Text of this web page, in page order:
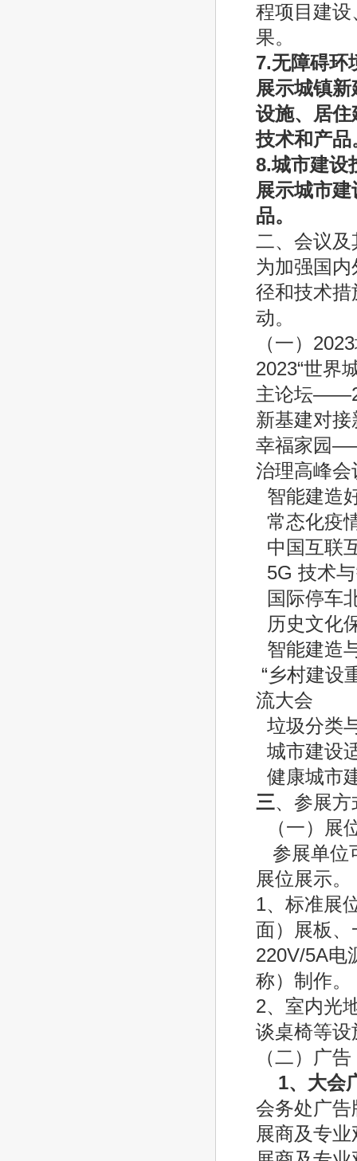
程项目建
果。
7.无障碍环
展示城镇
设施、居
技术和产品
8.城市建设
展示城市
品。
二、会议
为加强国
径和技术
动。
（一）
2023“世界
主论坛
新基建对
幸福家园
治理高峰
智能建造
常态化疫
中国互联
5G 技术
国际停车
历史文化
智能建造
“乡村建设
流大会
垃圾分类
城市建设
健康城市
三、参展
（一）展
参展单位
展位展示。
1、标准展
面）展板
220V/5A电
称）制作。
2、室内光
谈桌椅等
（二）广告
1、大会
会务处广告
展商及专